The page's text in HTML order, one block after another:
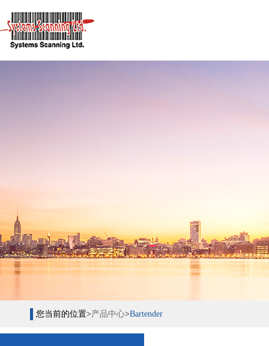
您当前的位置>产品中心>Bartender